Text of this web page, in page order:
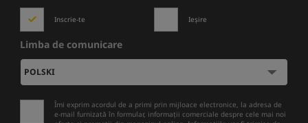
Inscrie-te Ieșire
Limba de comunicare
Îmi exprim acordul de a primi prin mijloace electronice, la adresa de
e-mail furnizată în formular, informații comerciale despre cele mai noi